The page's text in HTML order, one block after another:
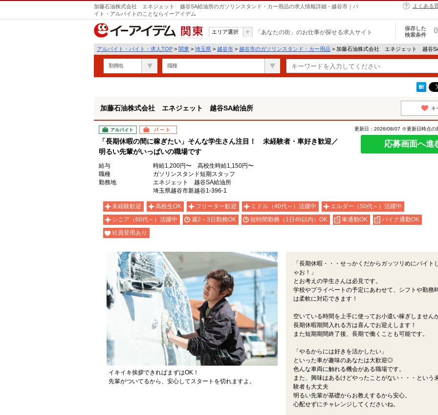
加藤石油株式会社 エネジェット 越谷SA給油所のガソリンスタンド・カー用品の求人情報詳細 - 越谷市｜バ
イト・アルバイトのことならイーアイデム
よくある
関東
エリア選択 「あなたの街」のお仕事が探せる求人サイト
保存した
検索条件
0
アルバイト・バイト・求人TOP > 関東 > 埼玉県 > 越谷市 > 越谷市のガソリンスタンド・カー用品 > 加藤石油株式会社 エネジェット 越谷
勤務地 職種
加藤石油株式会社 エネジェット 越谷SA給油所 キ
アルバイト パート
「長期休暇の間に稼ぎたい」そんな学生さん注目！ 未経験者・車好き歓迎／
明るい先輩がいっぱいの職場です
更新日：2026/08/07 ※更新日時点の
応募画面へ進
給与
時給1,200円〜 高校生時給1,150円〜
職種
ガソリンスタンド短期スタッフ
勤務地
エネジェット 越谷SA給油所
埼玉県越谷市新越谷1-396-1
未経験歓迎 高校生OK フリーター歓迎 ミドル（40代～）活躍中
エルダー（50代～）活躍中
シニア（60代～）活躍中
週2～3日勤務OK 短時間勤務（1日4h以内）OK 車通勤OK
バイク通勤OK
社員登用あり
イキイキ挨拶できればまずはOK！
先輩がついてるから、安心してスタートを切れますよ。
「長期休暇・・・せっかくだからガッツリめにバイト
ゃお！」
とお考えの学生さんは必見です。
学校やプライベートの予定にあわせて、シフトや勤務
は柔軟に対応できます！
空いている時間を上手に使ってお小遣い稼ぎしません
長期休暇期間入れる方は喜んでお迎えします！
また短期期間終了後、長期で働くことも可能です。
「やるからには好きを活かしたい」
といった車が趣味のあなたは大歓迎◎
色んな車両に触れる機会がある職場です。
また、興味はあるけどやったことがない・・・という
験者も大丈夫
明るい先輩が基礎からお教えするから安心。
心配せずにチャレンジしてくださいね。